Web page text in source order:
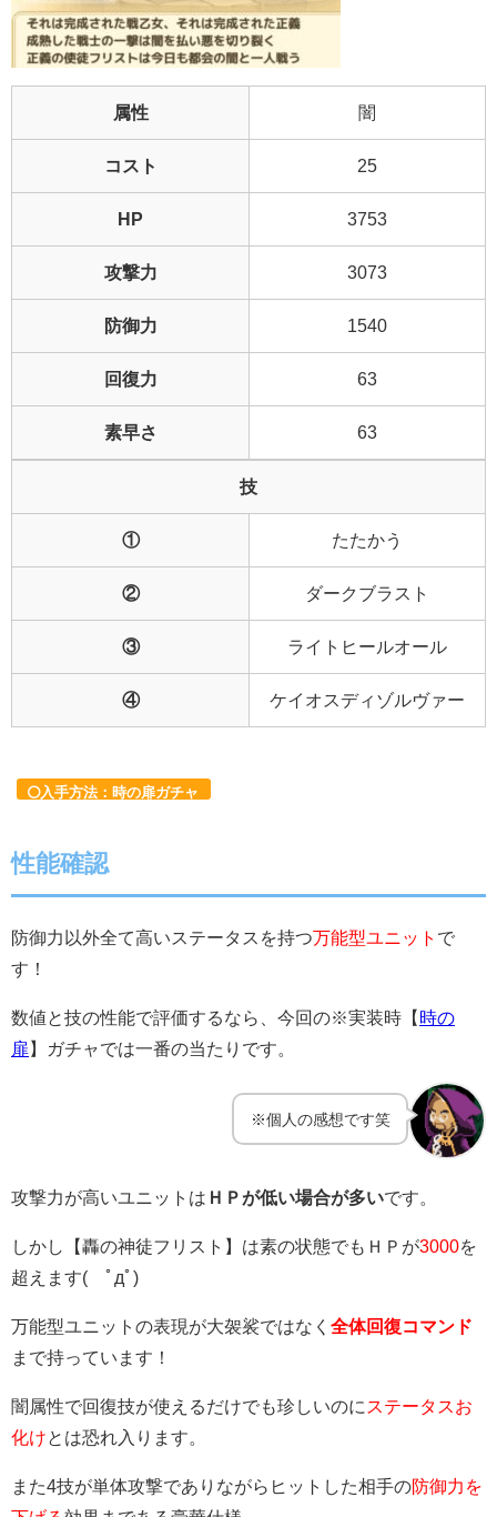
属性 闇
コスト 25
HP 3753
攻撃力 3073
防御力 1540
回復力 63
素早さ 63
技
① たたかう
② ダークブラスト
③ ライトヒールオール
④ ケイオスディゾルヴァー
入手方法：時の扉ガチャ
性能確認
防御力以外全て高いステータスを持つ万能型ユニット で
す！
数値と技の性能で評価するなら、今回の※実装時【 時の
扉】ガチャでは一番の当たりです。
※個人の感想です笑
攻撃力が高いユニットは ＨＰが低い場合が多いです。
しかし【轟の神徒フリスト】は素の状態でもＨＰが3000を
超えます( ﾟдﾟ)
万能型ユニットの表現が大袈裟ではなく 全体回復コマンド
まで持っています！
闇属性で回復技が使えるだけでも珍しいのに ステータスお
化け とは恐れ入ります。
また4技が単体攻撃でありながらヒットした相手の防御力を